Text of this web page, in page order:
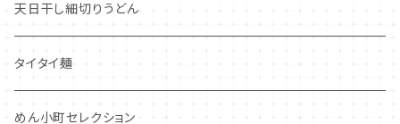
天日干し細切りうどん
タイタイ麺
めん小町セレクション